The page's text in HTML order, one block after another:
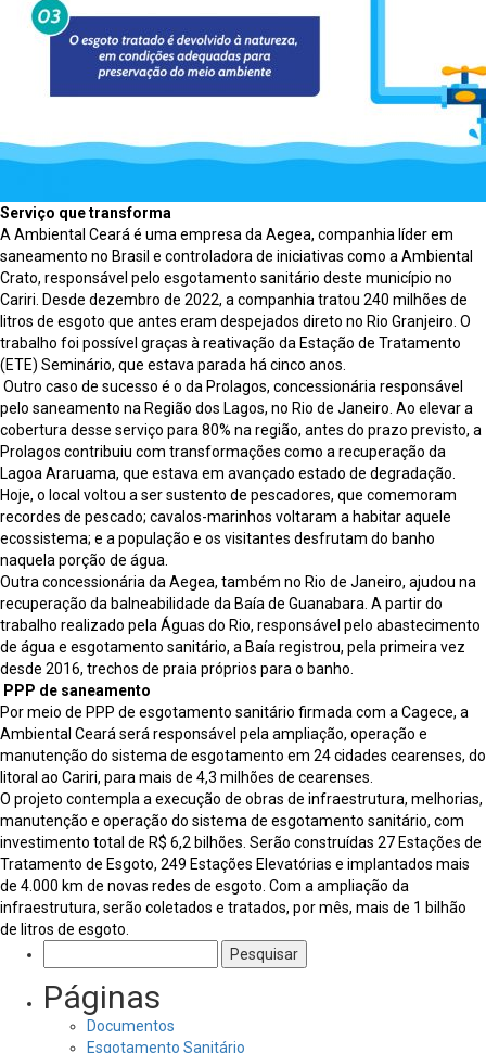
Serviço que transforma
A Ambiental Ceará é uma empresa da Aegea, companhia líder em
saneamento no Brasil e controladora de iniciativas como a Ambiental
Crato, responsável pelo esgotamento sanitário deste município no
Cariri. Desde dezembro de 2022, a companhia tratou 240 milhões de
litros de esgoto que antes eram despejados direto no Rio Granjeiro. O
trabalho foi possível graças à reativação da Estação de Tratamento
(ETE) Seminário, que estava parada há cinco anos.
Outro caso de sucesso é o da Prolagos, concessionária responsável
pelo saneamento na Região dos Lagos, no Rio de Janeiro. Ao elevar a
cobertura desse serviço para 80% na região, antes do prazo previsto, a
Prolagos contribuiu com transformações como a recuperação da
Lagoa Araruama, que estava em avançado estado de degradação.
Hoje, o local voltou a ser sustento de pescadores, que comemoram
recordes de pescado; cavalos-marinhos voltaram a habitar aquele
ecossistema; e a população e os visitantes desfrutam do banho
naquela porção de água.
Outra concessionária da Aegea, também no Rio de Janeiro, ajudou na
recuperação da balneabilidade da Baía de Guanabara. A partir do
trabalho realizado pela Águas do Rio, responsável pelo abastecimento
de água e esgotamento sanitário, a Baía registrou, pela primeira vez
desde 2016, trechos de praia próprios para o banho.
PPP de saneamento
Por meio de PPP de esgotamento sanitário firmada com a Cagece, a
Ambiental Ceará será responsável pela ampliação, operação e
manutenção do sistema de esgotamento em 24 cidades cearenses, do
litoral ao Cariri, para mais de 4,3 milhões de cearenses.
O projeto contempla a execução de obras de infraestrutura, melhorias,
manutenção e operação do sistema de esgotamento sanitário, com
investimento total de R$ 6,2 bilhões. Serão construídas 27 Estações de
Tratamento de Esgoto, 249 Estações Elevatórias e implantados mais
de 4.000 km de novas redes de esgoto. Com a ampliação da
infraestrutura, serão coletados e tratados, por mês, mais de 1 bilhão
de litros de esgoto.
por:
Páginas
Documentos
Esgotamento Sanitário